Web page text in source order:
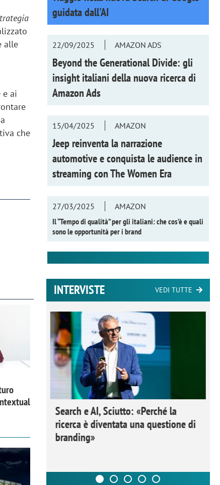
alle
e ai
che
guidata dall'AI
22/09/2025 AMAZON ADS
Beyond the Generational Divide: gli
insight italiani della nuova ricerca di
Amazon Ads
15/04/2025 AMAZON
Jeep reinventa la narrazione
automotive e conquista le audience in
streaming conThe Women Era
27/03/2025
AMAZON
Il “Tempo di qualità” per gli italiani: che cos’è e quali
sono le opportunità per i brand
INTERVISTE VEDI TUTTE
e
Search e AI, Sciutto: «Perché la
ricerca è diventata una questione di
branding»